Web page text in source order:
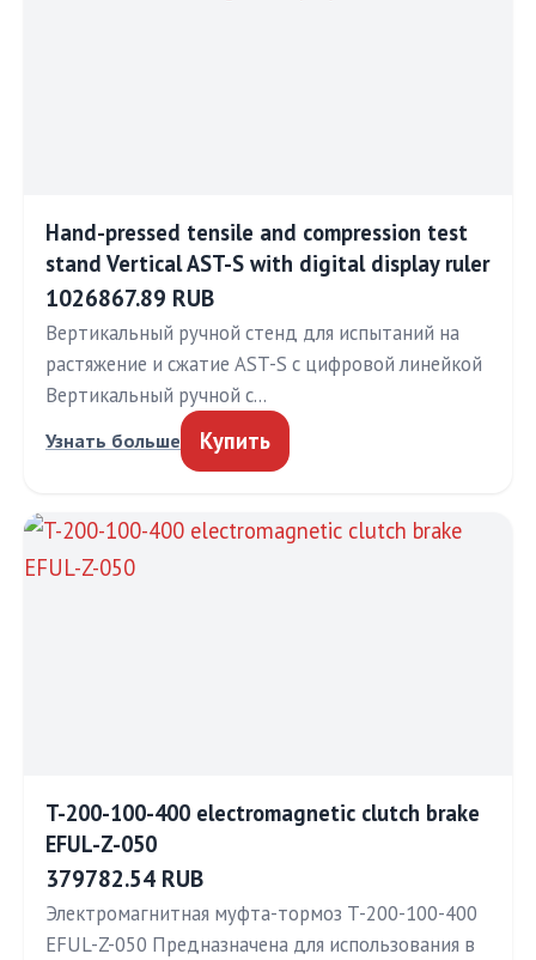
Hand-pressed tensile and compression test
stand Vertical AST-S with digital display ruler
1026867.89 RUB
Вертикальный ручной стенд для испытаний на
растяжение и сжатие AST-S с цифровой линейкой
Вертикальный ручной с…
Узнать больше Купить
T-200-100-400 electromagnetic clutch brake
EFUL-Z-050
379782.54 RUB
Электромагнитная муфта-тормоз T-200-100-400
EFUL-Z-050 Предназначена для использования в